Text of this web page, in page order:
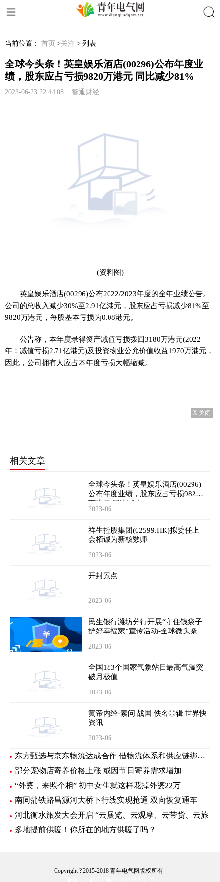
当前位置： 首页 >关注 > 列表
全球今头条！英皇娱乐酒店(00296)公布年度业
绩，股东应占亏损9820万港元 同比减少81%
2023-06-23 22:44:08 智通财经
(资料图)
英皇娱乐酒店(00296)公布2022/2023年度的全年业绩公告。
公司的总收入减少30%至2.91亿港元，股东应占亏损减少81%至
9820万港元，每股基本亏损为0.08港元。
公告称，本年度录得资产减值亏损拨回3180万港元(2022
年：减值亏损2.71亿港元)及投资物业公允价值收益1970万港元，
因此，公司拥有人应占本年度亏损大幅缩减。
X 关闭
相关文章
全球今头条！英皇娱乐酒店(00296)
公布年度业绩，股东应占亏损9820
万港元 同比减少81%
2023-06
祥生控股集团(02599.HK)拟委任上
会栢诚为新核数师
2023-06
开封景点
2023-06
民生银行潍坊分行开展“守住钱袋子
护好幸福家”宣传活动-全球微头条
2023-06
全国183个国家气象站日最高气温突
破月极值
2023-06
黄帝内经·素问 战国 佚名◎辑|世界快
资讯
2023-06
东方甄选与京东物流达成合作 借物流体系和供应链绑定新样板
部分宠物店寄养价格上涨 或因节日寄养需求增加
“外婆，来照个相” 初中女生就这样花掉外婆22万
南同蒲铁路昌源河大桥下行线实现抢通 双向恢复通车
河北衡水旅发大会开启 “云展览、云观摩、云带货、云旅
多地提前供暖！你所在的地方供暖了吗？
Copyright ? 2015-2018 青年电气网版权所有